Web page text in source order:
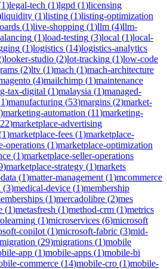
1)legal-tech (1)lgpd (1)licensing
liquidity (1)listing (1)listing-optimization
(1)live-shopping (1)llm (4)llm-
(1)load-testing (3)local (1)local-
(1)logistics (14)logistics-analytics
)looker-studio (2)lot-tracking (1)low-code
(2)ltv (1)mach (1)mach-architecture
(4)mailchimp (1)maintenance
tax-digital (1)malaysia (1)managed-
1)manufacturing (53)margins (2)market-
)marketing-automation (11)marketing-
22)marketplace-advertising
1)marketplace-fees (1)marketplace-
operations (1)marketplace-optimization
(1)marketplace-seller-operations
)marketplace-strategy (1)markets
(1)matter-management (1)mcommerce
(3)medical-device (1)membership
(1)mercadolibre (2)mes
(1)metasfresh (1)method-crm (1)metrics
(1)microservices (6)microsoft
copilot (1)microsoft-fabric (3)mid-
migration (29)migrations (1)mobile
app (1)mobile-apps (1)mobile-bi
commerce (14)mobile-cro (1)mobile-